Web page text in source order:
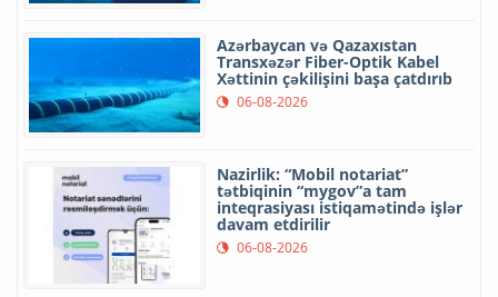
Azərbaycan və Qazaxıstan
Transxəzər Fiber-Optik Kabel
Xəttinin çəkilişini başa çatdırıb
06-08-2026
Nazirlik: “Mobil notariat”
tətbiqinin “mygov”a tam
inteqrasiyası istiqamətində işlər
davam etdirilir
06-08-2026